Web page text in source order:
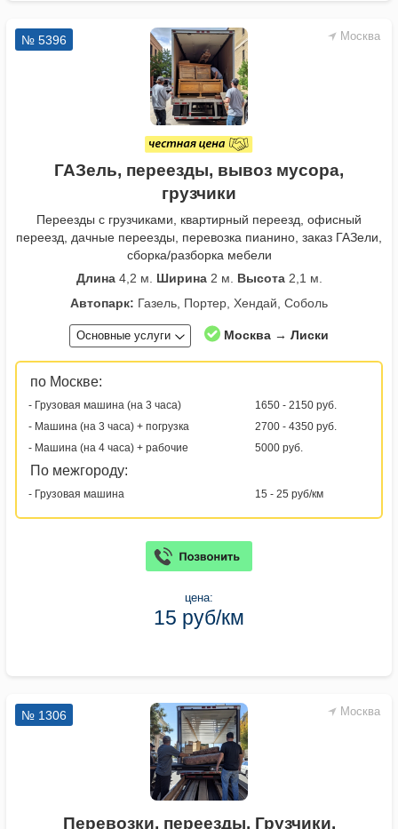
Москва
№ 5396
ГАЗель, переезды, вывоз мусора,
грузчики
Переезды с грузчиками, квартирный переезд, офисный
переезд, дачные переезды, перевозка пианино, заказ ГАЗели,
сборка/разборка мебели
Длина4,2 м. Ширина2 м. Высота2,1 м.
Автопарк: Газель, Портер, Хендай, Соболь
Основные услуги Москва → Лиски
по Москве:
- Грузовая машина (на 3 часа)
1650 - 2150 руб.
- Машина (на 3 часа) + погрузка
2700 - 4350 руб.
- Машина (на 4 часа) + рабочие
5000 руб.
По межгороду:
- Грузовая машина 15 - 25 руб/км
цена:
15 руб/км
Москва
№ 1306
Перевозки, переезды. Грузчики.